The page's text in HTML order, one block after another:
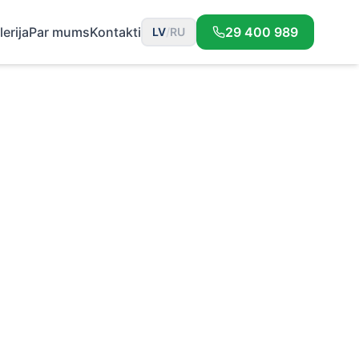
Par mumsKontakti LV/RU 29 400 989